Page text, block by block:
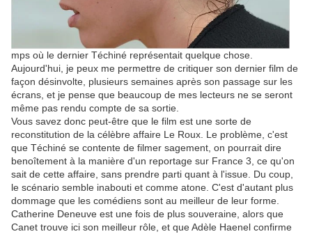
mps où le dernier Téchiné représentait quelque chose.
Aujourd'hui, je peux me permettre de critiquer son dernier film de
façon désinvolte, plusieurs semaines après son passage sur les
écrans, et je pense que beaucoup de mes lecteurs ne se seront
même pas rendu compte de sa sortie.
Vous savez donc peut-être que le film est une sorte de
reconstitution de la célèbre affaire Le Roux. Le problème, c'est
que Téchiné se contente de filmer sagement, on pourrait dire
benoîtement à la manière d'un reportage sur France 3, ce qu'on
sait de cette affaire, sans prendre parti quant à l'issue. Du coup,
le scénario semble inabouti et comme atone. C'est d'autant plus
dommage que les comédiens sont au meilleur de leur forme.
Catherine Deneuve est une fois de plus souveraine, alors que
Canet trouve ici son meilleur rôle, et que Adèle Haenel confirme